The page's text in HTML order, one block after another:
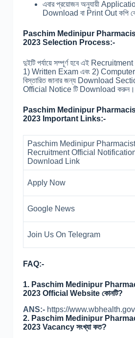
এবার প্রয়োজন অনুযায়ী
Download বা Print Out কপি
Paschim Medinipur
2023 Selection Process:-
দুইটি পর্যায়ে সম্পূর্ণ হবে এই
1) Written Exam এবং 2) Computer
বিস্তারিত জানার জন্য Download
Official Notice টি Download করুন।
Paschim Medinipur
2023 Important Links:-
Paschim Medinipur Pharmacist
Recruitment Official
Download Link
Apply Now
Google News
Join Us On Telegram
FAQ:-
1. Paschim Medinipur
2023 Official Website কোনটি?
ANS:-https://
2. Paschim Medinipur
2023 Vacancy সংখ্যা কত?